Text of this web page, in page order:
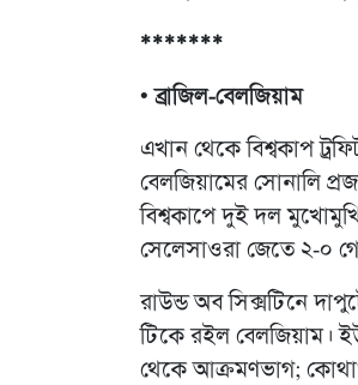
*******
• ব্রাজিল-বেলজিয়াম
এখান থেকে বিশ্বকাপ
বেলজিয়ামের সোনালি
বিশ্বকাপে দুই দল
সেলেসাওরা জেতে ২-০
রাউন্ড অব সিক্সটিনে
টিকে রইল বেলজিয়াম।
থেকে আক্রমণভাগ;